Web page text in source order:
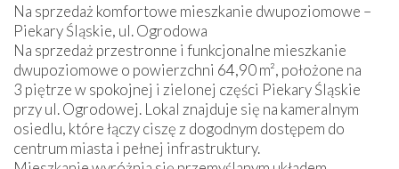
Na sprzedaż komfortowe mieszkanie dwupoziomowe –
Piekary Śląskie, ul. Ogrodowa
Na sprzedaż przestronne i funkcjonalne mieszkanie
dwupoziomowe o powierzchni 64,90 m², położone na
3 piętrze w spokojnej i zielonej części Piekary Śląskie
przy ul. Ogrodowej. Lokal znajduje się na kameralnym
osiedlu, które łączy ciszę z dogodnym dostępem do
centrum miasta i pełnej infrastruktury.